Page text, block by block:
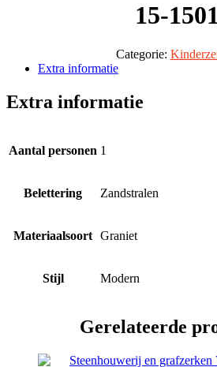
15-
Categorie:
Extra informatie
Extra informatie
Aantal personen 1
Belettering Zandstralen
Materiaalsoort Graniet
Stijl Modern
Gerelateerde